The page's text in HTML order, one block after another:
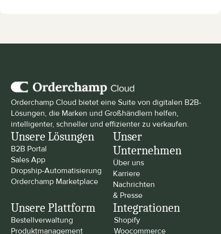
Orderchamp Cloud bietet eine Suite von digitalen B2B-
Lösungen, die Marken und Großhändlern helfen,
intelligenter, schneller und effizienter zu verkaufen.
Unsere Lösungen
B2B Portal
Sales App
Dropship-Automatisierung
Orderchamp Marketplace
Unser
Unternehmen
Über uns
Karriere
Nachrichten
& Presse
Unsere Plattform
Bestellverwaltung
Produktmanagement
Integrationen
Shopify
Woocommerce